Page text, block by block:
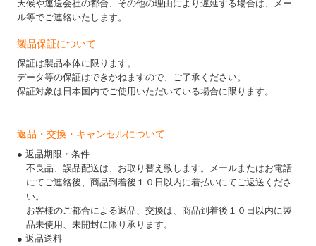
天候や運送会社の都合、その他の理由により遅延する場合は、メー
ル等でご連絡いたします。
製品保証について
保証は製品本体に限ります。
データ等の保証はできかねますので、ご了承ください。
保証対象は日本国内でご使用いただいている場合に限ります。
返品・交換・キャンセルについて
● 返品期限・条件
不良品、誤品配送は、お取り替え致します。メールまたはお電話
にてご連絡後、商品到着後１０日以内に着払いにてご返送くださ
い。
お客様のご都合による返品、交換は、商品到着後１０日以内に製
品未使用、未開封に限り承ります。
● 返品送料